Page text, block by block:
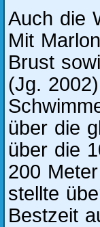
Auch die
Mit
Brust
(Jg.
über die
über die
200
stellte
Bestzeit